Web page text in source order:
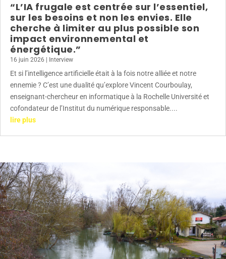
“L’IA frugale est centrée sur l’essentiel,
sur les besoins et non les envies. Elle
cherche à limiter au plus possible son
impact environnemental et
énergétique.”
16 juin 2026 Interview
Et si l’intelligence artificielle était à la fois notre alliée et notre
ennemie ? C’est une dualité qu’explore Vincent Courboulay,
enseignant-chercheur en informatique à la Rochelle Université et
cofondateur de l’Institut du numérique responsable....
lire plus